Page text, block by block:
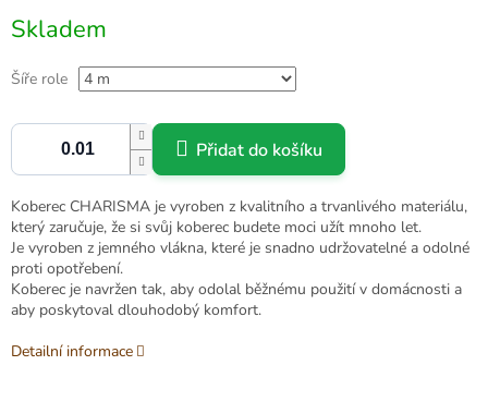
cena:
Skladem
Šíře role
Přidat do košíku
Koberec CHARISMA je vyroben z kvalitního a trvanlivého materiálu,
který zaručuje, že si svůj koberec budete moci užít mnoho let.
Je vyroben z jemného vlákna, které je snadno udržovatelné a odolné
proti opotřebení.
Koberec je navržen tak, aby odolal běžnému použití v domácnosti a
aby poskytoval dlouhodobý komfort.
Detailní informace